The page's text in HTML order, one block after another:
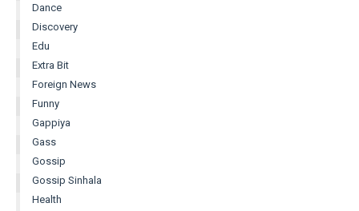
Dance
Discovery
Edu
Extra Bit
Foreign News
Funny
Gappiya
Gass
Gossip
Gossip Sinhala
Health